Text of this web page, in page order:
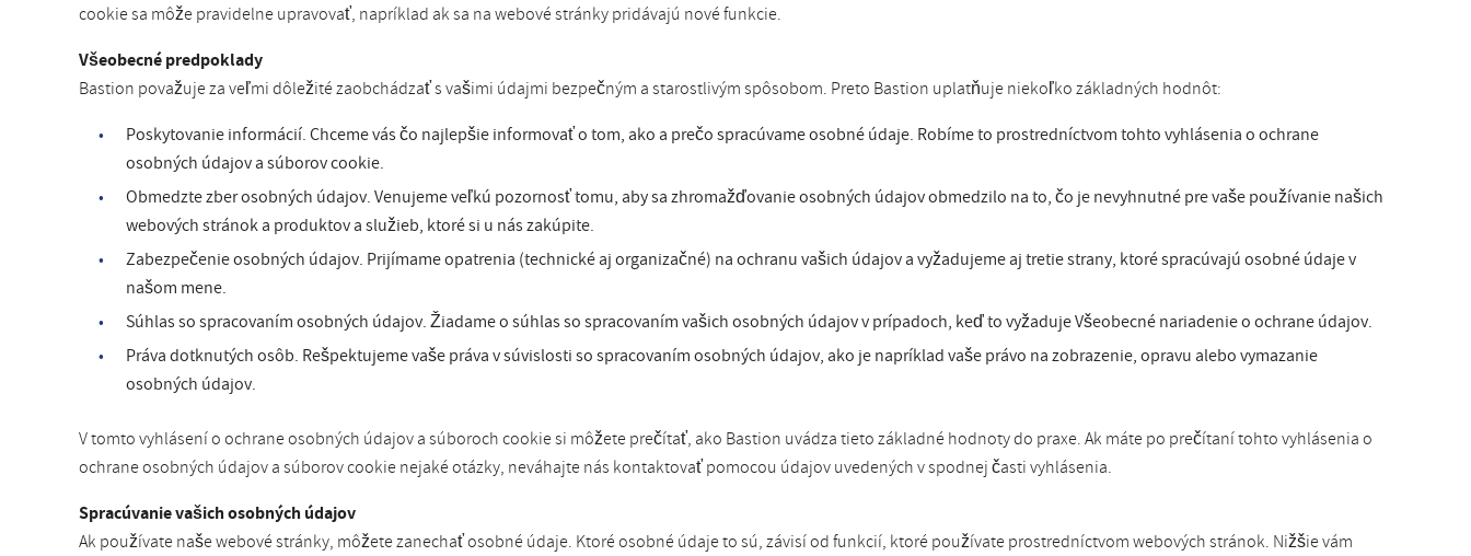
cookie sa môže pravidelne upravovať, napríklad ak sa na webové stránky pridávajú nové funkcie.
Všeobecné predpoklady
Bastion považuje za veľmi dôležité zaobchádzať s vašimi údajmi bezpečným a starostlivým spôsobom. Preto Bastion uplatňuje niekoľko základných hodnôt:
Poskytovanie informácií. Chceme vás čo najlepšie informovať o tom, ako a prečo spracúvame osobné údaje. Robíme to prostredníctvom tohto vyhlásenia o ochrane
osobných údajov a súborov cookie.
Obmedzte zber osobných údajov. Venujeme veľkú pozornosť tomu, aby sa zhromažďovanie osobných údajov obmedzilo na to, čo je nevyhnutné pre vaše používanie našich
webových stránok a produktov a služieb, ktoré si u nás zakúpite.
Zabezpečenie osobných údajov. Prijímame opatrenia (technické aj organizačné) na ochranu vašich údajov a vyžadujeme aj tretie strany, ktoré spracúvajú osobné údaje v
našom mene.
Súhlas so spracovaním osobných údajov. Žiadame o súhlas so spracovaním vašich osobných údajov v prípadoch, keď to vyžaduje Všeobecné nariadenie o ochrane údajov.
Práva dotknutých osôb. Rešpektujeme vaše práva v súvislosti so spracovaním osobných údajov, ako je napríklad vaše právo na zobrazenie, opravu alebo vymazanie
osobných údajov.
V tomto vyhlásení o ochrane osobných údajov a súboroch cookie si môžete prečítať, ako Bastion uvádza tieto základné hodnoty do praxe. Ak máte po prečítaní tohto vyhlásenia o
ochrane osobných údajov a súborov cookie nejaké otázky, neváhajte nás kontaktovať pomocou údajov uvedených v spodnej časti vyhlásenia.
Spracúvanie vašich osobných údajov
Ak používate naše webové stránky, môžete zanechať osobné údaje. Ktoré osobné údaje to sú, závisí od funkcií, ktoré používate prostredníctvom webových stránok. Nižšie vám